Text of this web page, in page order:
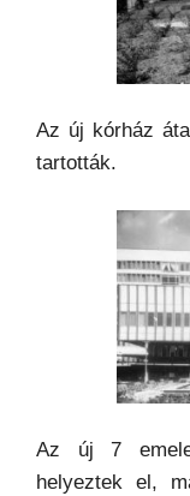
Az új kórház
tartották.
Az új 7
helyeztek el,